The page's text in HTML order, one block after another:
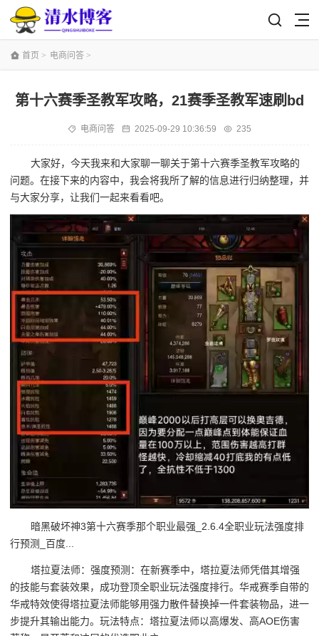
首页 > 电商问答 >
第十六赛季圣教军攻略，21赛季圣教军速刷bd
电商问答 2025-09-29 10:36:59 235
大家好，今天我来和大家聊一聊关于第十六赛季圣教军攻略的
问题。在接下来的内容中，我会将我所了解的信息进行归纳整理，并
与大家分享，让我们一起来看看吧。
暗黑破坏神3第十六赛季那个职业最强_2.6.4全职业玩法强度排
行预测_百度...
塔拉夏法师：强度预测：在新赛季中，塔拉夏法师凭借其增强
的技能与套装效果，成功登顶全职业玩法强度排行。华戒赛季自带的
华戒特效使得塔拉夏法师能够用强力散件替换掉一件套装物品，进一
步提升其输出能力。玩法特点：塔拉夏法师以高爆发、高AOE伤害